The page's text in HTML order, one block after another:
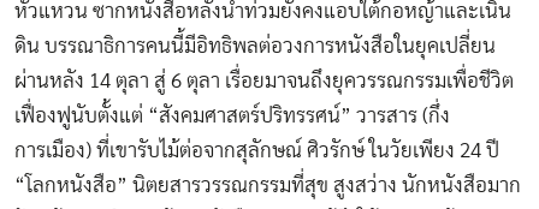
หัวแหวน ซากหนังสือหลังนํ้าท่วมยังคงแอบใต้กอหญ้าและเนิน
ดิน บรรณาธิการคนนี้มีอิทธิพลต่อวงการหนังสือในยุคเปลี่ยน
ผ่านหลัง 14 ตุลา สู่ 6 ตุลา เรื่อยมาจนถึงยุควรรณกรรมเพื่อชีวิต
เฟื่องฟูนับตั้งแต่ “สังคมศาสตร์ปริทรรศน์” วารสาร (กึ่ง
การเมือง) ที่เขารับไม้ต่อจากสุลักษณ์ ศิวรักษ์ ในวัยเพียง 24 ปี
“โลกหนังสือ” นิตยสารวรรณกรรมที่สุข สูงสว่าง นักหนังสือมาก